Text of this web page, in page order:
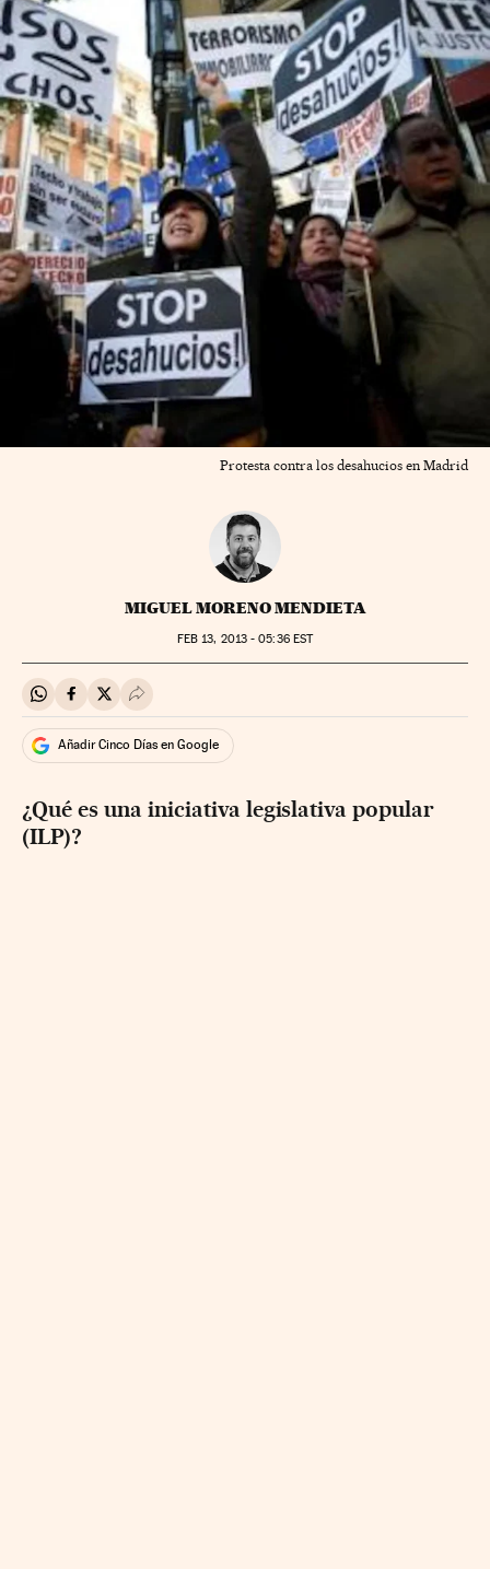
Protesta contra los desahucios en Madrid
MIGUEL MORENO MENDIETA
FEB 13, 2013 - 05:36EST
Compartir en Whatsapp
Compartir en Facebook
Compartir en Twitter
Desplegar Redes Sociales
Añadir Cinco Días en Google
¿Qué es una iniciativa legislativa popular
(ILP)?